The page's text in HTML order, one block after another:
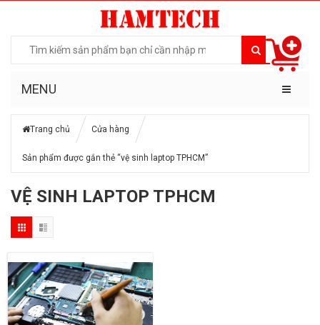
MENU
Trang chủ Cửa hàng
Sản phẩm được gắn thẻ “vệ sinh laptop TPHCM”
VỆ SINH LAPTOP TPHCM